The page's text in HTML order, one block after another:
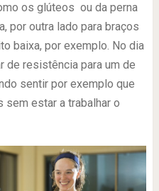
os glúteos ou da perna
por outra lado para braços
baixa, por exemplo. No dia
de resistência para um de
sentir por exemplo que
estar a trabalhar o